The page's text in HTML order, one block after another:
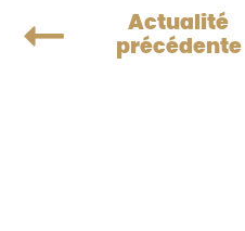
Actualité
précédente